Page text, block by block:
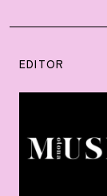
EDITOR